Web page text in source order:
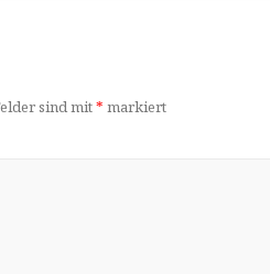
sind mit* markiert